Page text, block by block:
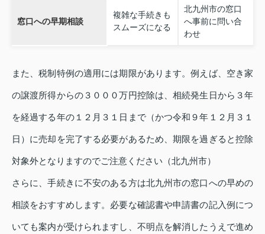
窓口への早期相談
複雑な手続きも
スムーズになる
北九州市の窓口
へ事前に問い合
わせ
また、税制特例の適用には期限があります。例えば、空き家
の譲渡所得からの３０００万円控除は、相続発生日から３年
を経過する年の１２月３１日まで（かつ令和９年１２月３１
日）に売却を完了する必要があるため、期限を過ぎると控除
対象外となりますのでご注意ください（北九州市）
さらに、手続きに不安のある方は北九州市の窓口への早めの
相談をおすすめします。必要な確認書や申請書の記入例につ
いても案内が受けられますし、不明点を解消したうえで進め